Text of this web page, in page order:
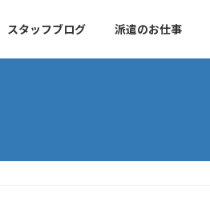
スタッフブログ 派遣のお仕事